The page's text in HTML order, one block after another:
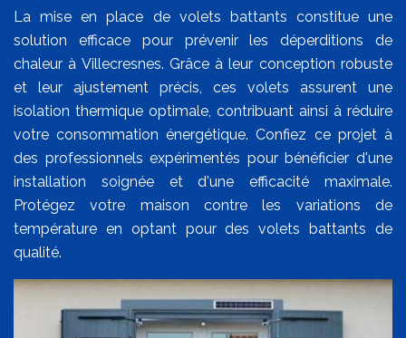
La mise en place de volets battants constitue une
solution efficace pour prévenir les déperditions de
chaleur à Villecresnes. Grâce à leur conception robuste
et leur ajustement précis, ces volets assurent une
isolation thermique optimale, contribuant ainsi à réduire
votre consommation énergétique. Confiez ce projet à
des professionnels expérimentés pour bénéficier d'une
installation soignée et d'une efficacité maximale.
Protégez votre maison contre les variations de
température en optant pour des volets battants de
qualité.